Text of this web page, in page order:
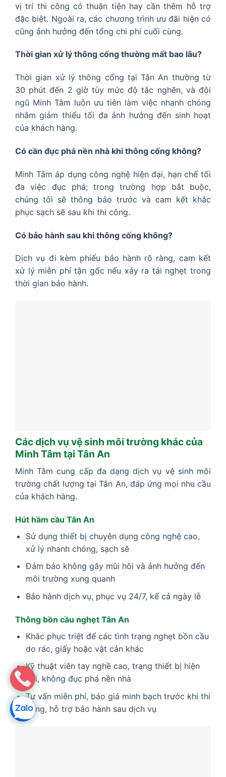
vị trí thi công có thuận tiện hay cần thêm hỗ trợ
đặc biệt. Ngoài ra, các chương trình ưu đãi hiện có
cũng ảnh hưởng đến tổng chi phí cuối cùng.
Thời gian xử lý thông cống thường mất bao lâu?
Thời gian xử lý thông cống tại Tân An thường từ
30 phút đến 2 giờ tùy mức độ tắc nghẽn, và đội
ngũ Minh Tâm luôn ưu tiên làm việc nhanh chóng
nhằm giảm thiểu tối đa ảnh hưởng đến sinh hoạt
của khách hàng.
Có cần đục phá nền nhà khi thông cống không?
Minh Tâm áp dụng công nghệ hiện đại, hạn chế tối
đa việc đục phá; trong trường hợp bắt buộc,
chúng tôi sẽ thông báo trước và cam kết khắc
phục sạch sẽ sau khi thi công.
Có bảo hành sau khi thông cống không?
Dịch vụ đi kèm phiếu bảo hành rõ ràng, cam kết
xử lý miễn phí tận gốc nếu xảy ra tái nghẹt trong
thời gian bảo hành.
Các dịch vụ vệ sinh môi trường khác của
Minh Tâm tại Tân An
Minh Tâm cung cấp đa dạng dịch vụ vệ sinh môi
trường chất lượng tại Tân An, đáp ứng mọi nhu cầu
của khách hàng.
Hút hầm cầu Tân An
Sử dụng thiết bị chuyên dụng công nghệ cao,
xử lý nhanh chóng, sạch sẽ
Đảm bảo không gây mùi hôi và ảnh hưởng đến
môi trường xung quanh
Bảo hành dịch vụ, phục vụ 24/7, kể cả ngày lễ
Thông bồn cầu nghẹt Tân An
Khắc phục triệt để các tình trạng nghẹt bồn cầu
do rác, giấy hoặc vật cản khác
Kỹ thuật viên tay nghề cao, trang thiết bị hiện
đại, không đục phá nền nhà
Tư vấn miễn phí, báo giá minh bạch trước khi thi
công, hỗ trợ bảo hành sau dịch vụ